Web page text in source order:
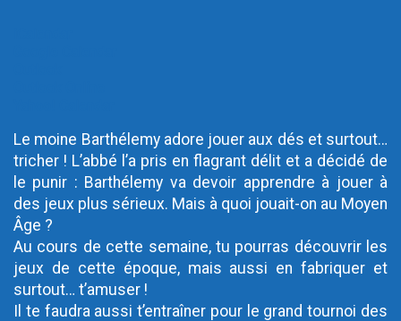
Le moine Barthélemy adore jouer aux dés et surtout…
tricher ! L’abbé l’a pris en flagrant délit et a décidé de
le punir : Barthélemy va devoir apprendre à jouer à
des jeux plus sérieux. Mais à quoi jouait-on au Moyen
Âge ?
Au cours de cette semaine, tu pourras découvrir les
jeux de cette époque, mais aussi en fabriquer et
surtout… t’amuser !
Il te faudra aussi t’entraîner pour le grand tournoi des